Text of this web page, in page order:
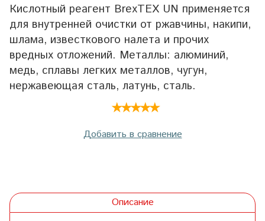
Кислотный реагент BrexTEX UN применяется
для внутренней очистки от ржавчины, накипи,
шлама, известкового налета и прочих
вредных отложений. Металлы: алюминий,
медь, сплавы легких металлов, чугун,
нержавеющая сталь, латунь, сталь.
Добавить в сравнение
Описание